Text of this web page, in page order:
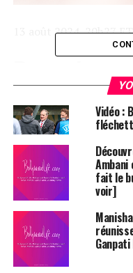
13 août 2024, 20h27 ET
Cruciale au
Bruno Lopes n’a pas
dans la série Dana
l’événement DWCS
contreMikheil
coups au corps,
deuxième round. Ce
le troisième de la
débuté avec sa
Vegas.
Vidéo :
fait le
voir]